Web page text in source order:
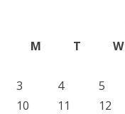
M
T W
3
4 5
10
11 12